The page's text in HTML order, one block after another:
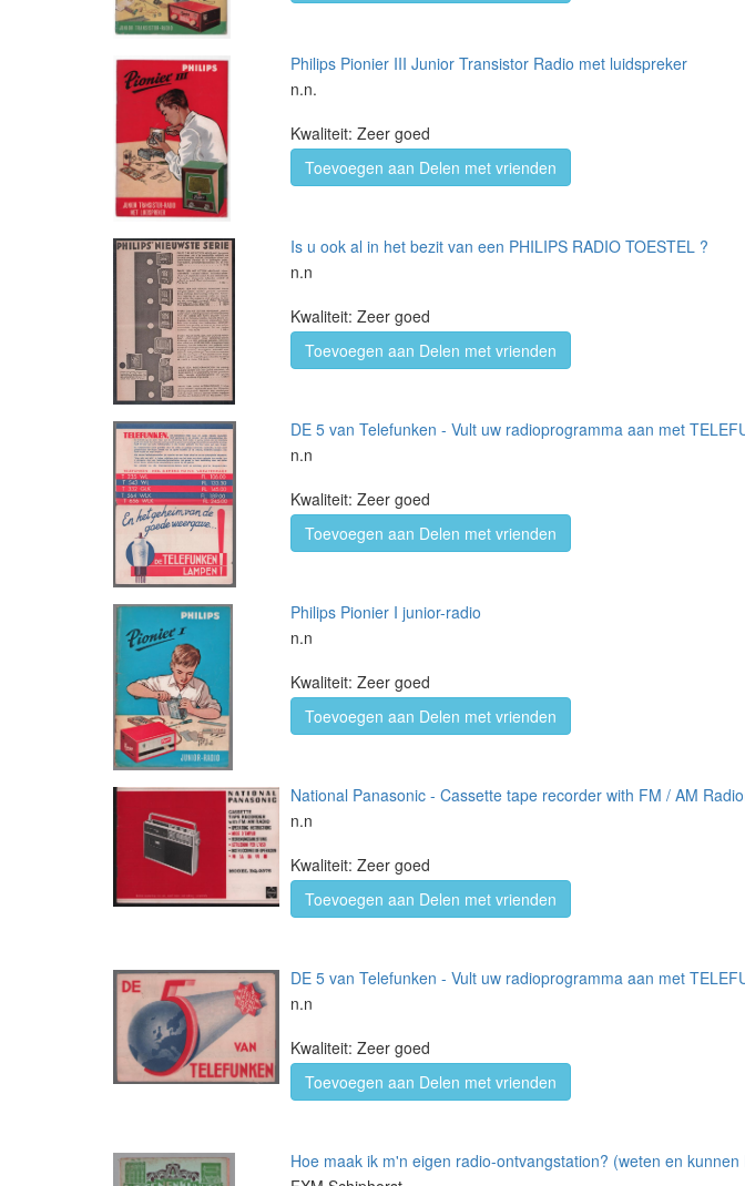
Philips Pionier III Junior Transistor Radio met luidspreker
n.n.
Kwaliteit: Zeer goed
Toevoegen aan Delen met vrienden
Is u ook al in het bezit van een PHILIPS RADIO TOESTEL ?
n.n
Kwaliteit: Zeer goed
Toevoegen aan Delen met vrienden
DE 5 van Telefunken - Vult uw radioprogramma aan met
n.n
Kwaliteit: Zeer goed
Toevoegen aan Delen met vrienden
Philips Pionier I junior-radio
n.n
Kwaliteit: Zeer goed
Toevoegen aan Delen met vrienden
National Panasonic - Cassette tape recorder with FM / AM
n.n
Kwaliteit: Zeer goed
Toevoegen aan Delen met vrienden
DE 5 van Telefunken - Vult uw radioprogramma aan met
n.n
Kwaliteit: Zeer goed
Toevoegen aan Delen met vrienden
Hoe maak ik m'n eigen radio-ontvangstation? (weten en kunnen